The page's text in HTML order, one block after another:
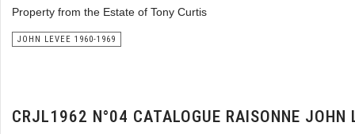
Property from the Estate of Tony Curtis
JOHN LEVEE 1960-1969
CRJL1962 N°04 CATALOGUE RAISONNE JOHN